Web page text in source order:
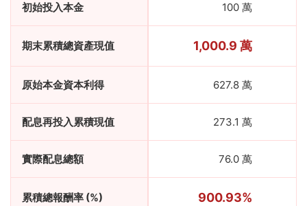
初始投入本金 100 萬
期末累積總資產現值 1,000.9 萬
原始本金資本利得 627.8 萬
配息再投入累積現值 273.1 萬
實際配息總額 76.0 萬
累積總報酬率 (%) 900.93%